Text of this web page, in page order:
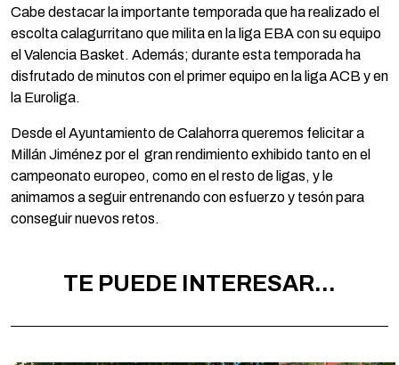
Cabe destacar la importante temporada que ha realizado el
escolta calagurritano que milita en la liga EBA con su equipo
el Valencia Basket. Además; durante esta temporada ha
disfrutado de minutos con el primer equipo en la liga ACB y en
la Euroliga.
Desde el Ayuntamiento de Calahorra queremos felicitar a
Millán Jiménez por el gran rendimiento exhibido tanto en el
campeonato europeo, como en el resto de ligas, y le
animamos a seguir entrenando con esfuerzo y tesón para
conseguir nuevos retos.
TE PUEDE INTERESAR...